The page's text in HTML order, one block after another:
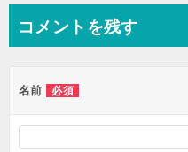
ビ
ゲ
シ
ョ
コメントを残す
名前 必須